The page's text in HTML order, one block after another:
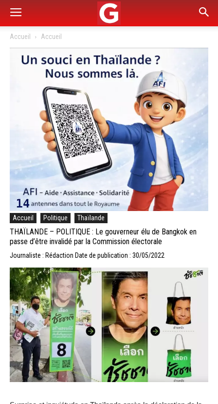
Accueil Accueil
Accueil Politique Thaïlande
THAÏLANDE – POLITIQUE : Le gouverneur élu de Bangkok en
passe d’être invalidé par la Commission électorale
Journaliste : Rédaction Date de publication : 30/05/2022